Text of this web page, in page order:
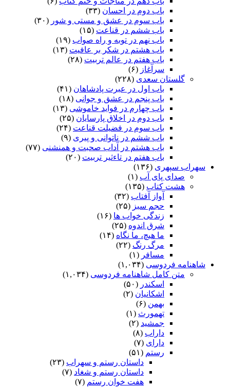
باب دوم در احسان
باب سوم در عشق و مستی و شور (۳۰)
باب ششم در قناعت (۱۵)
باب نهم در توبه و راه صواب(۱۹)
باب هشتم در شکر بر عافیت
(۱۳)
باب هفتم در عالم تربیت(۲۸)
سرآغاز
(۶)
گلستان سعدی(۲۲۸)
باب اول در عبرت پادشاهان(۴۱)
باب پنجم در عشق و جوانى (۱۸)
باب چهارم در فواید خاموشى(۱۳)
باب دوم در اخلاق پارسایان(۲۵)
باب سوم در فضیلت قناعت(۲۴)
باب ششم در ناتوانى و پیرى (۹)
باب هشتم در آداب صحبت و همنشنى(۷۷)
باب هفتم در تاءثیر تربیت(۲۰)
سپهری (۱۳۶)
صدای پای آب (۱)
هشت کتاب(۱۳۵)
آواز آفتاب (۳۲)
حجم سبز(۲۵)
زندگی خواب ها(۱۶)
شرق اندوه (۲۵)
ما هیچ، ما نگاه(۱۴)
مرگ رنگ(۲۲)
مسافر
(۱)
فردوسی(۱,۰۳۴)
متن کامل شاهنامه فردوسی(۱,۰۳۴)
اسکندر
(۵۰)
اشکانیان(۲)
(۶)
تهمورث(۱)
جمشید
(۲)
داراب(۸)
دارای(۷)
رستم(۵۱)
داستان رستم و سهراب (۲۳)
داستان رستم و شغاد (۷)
هفت خوان رستم‏(۷)